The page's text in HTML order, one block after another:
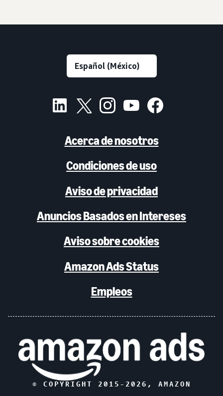
Acerca de nosotros
Condiciones de uso
Aviso de privacidad
Anuncios Basados en Intereses
Aviso sobre cookies
Amazon Ads Status
Empleos
© COPYRIGHT 2015- 2026 , AMAZON